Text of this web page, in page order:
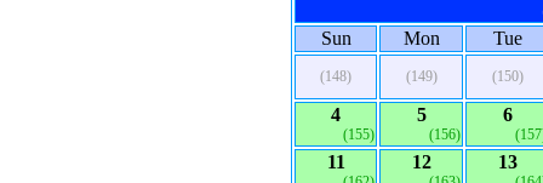
Sun Mon Tue
(148) (149) (150)
4
(155)
5
(156)
6
11 12 13